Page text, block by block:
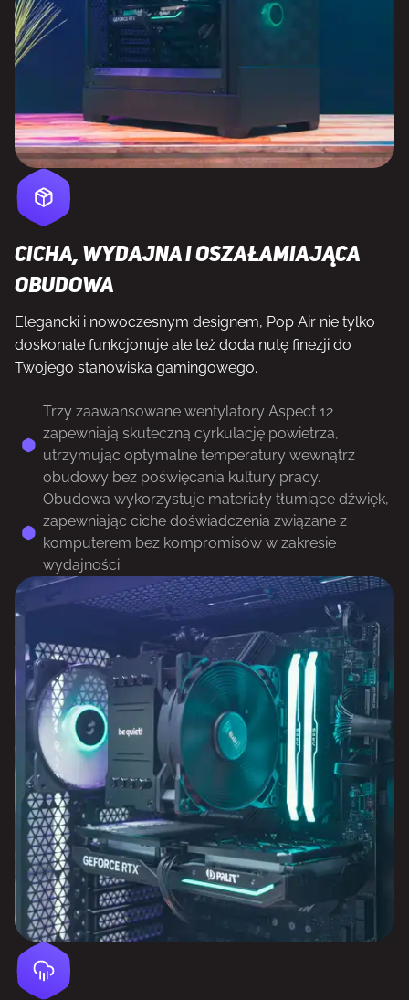
Cicha, wydajna i oszałamiająca
obudowa
Elegancki i nowoczesnym designem, Pop Air nie tylko
doskonale funkcjonuje ale też doda nutę finezji do
Twojego stanowiska gamingowego.
Trzy zaawansowane wentylatory Aspect 12
zapewniają skuteczną cyrkulację powietrza,
utrzymując optymalne temperatury wewnątrz
obudowy bez poświęcania kultury pracy.
Obudowa wykorzystuje materiały tłumiące dźwięk,
zapewniając ciche doświadczenia związane z
komputerem bez kompromisów w zakresie
wydajności.